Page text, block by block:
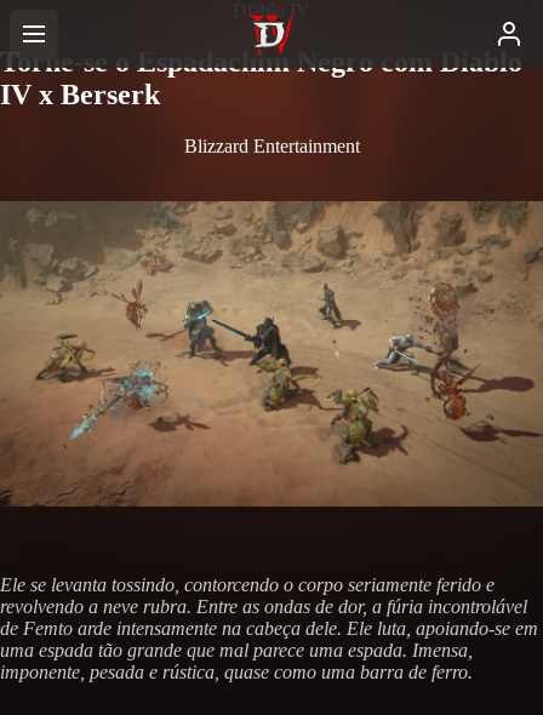
Diablo IV
Torne-se o Espadachim Negro com Diablo
IV x Berserk
Blizzard Entertainment
Ele se levanta tossindo, contorcendo o corpo seriamente ferido e
revolvendo a neve rubra. Entre as ondas de dor, a fúria incontrolável
de Femto arde intensamente na cabeça dele. Ele luta, apoiando-se em
uma espada tão grande que mal parece uma espada. Imensa,
imponente, pesada e rústica, quase como uma barra de ferro.